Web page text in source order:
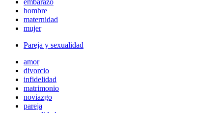
embarazo
hombre
maternidad
mujer
Pareja y sexualidad
amor
divorcio
infidelidad
matrimonio
noviazgo
pareja